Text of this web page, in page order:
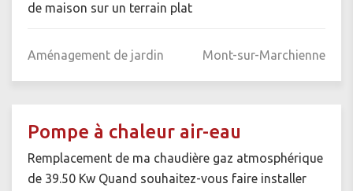
de maison sur un terrain plat
Aménagement de jardin Mont-sur-Marchienne
Pompe à chaleur air-eau
Remplacement de ma chaudière gaz atmosphérique
de 39.50 Kw Quand souhaitez-vous faire installer